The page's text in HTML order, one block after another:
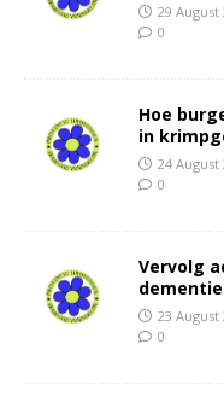
29 August
0
Hoe
in
24 August
0
Vervolg
dementie
23 August
0